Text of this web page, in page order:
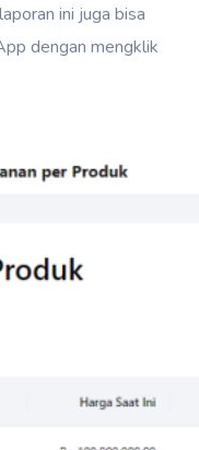
ini juga bisa
dengan mengklik